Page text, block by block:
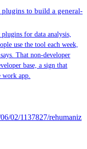
to build a general-
for data analysis,
use the tool each week,
That non-developer
base, a sign that
work app.
02/1137827/rehumaniz